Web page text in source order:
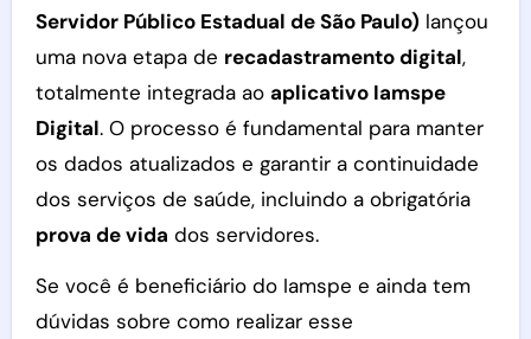
Servidor Público Estadual de São Paulo) lançou
uma nova etapa de recadastramento digital,
totalmente integrada ao aplicativo Iamspe
Digital. O processo é fundamental para manter
os dados atualizados e garantir a continuidade
dos serviços de saúde, incluindo a obrigatória
prova de vida dos servidores.
Se você é beneficiário do Iamspe e ainda tem
dúvidas sobre como realizar esse